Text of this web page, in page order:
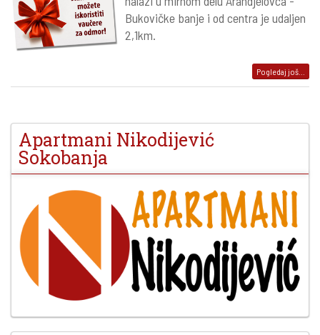
Bukovičke banje i od centra je udaljen
2,1km.
Pogledaj još...
Apartmani Nikodijević
Sokobanja